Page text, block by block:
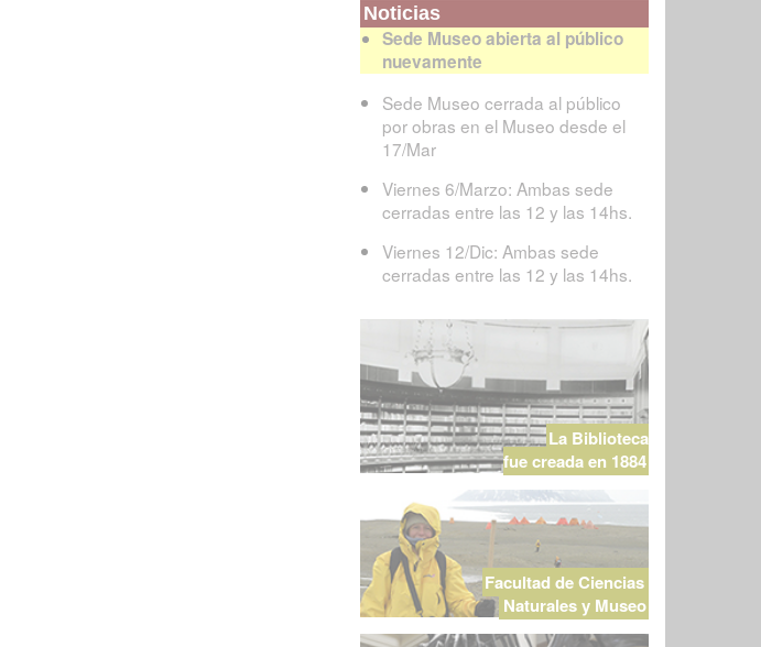
Noticias
Sede Museo abierta al público
nuevamente
Sede Museo cerrada al público
por obras en el Museo desde el
17/Mar
Viernes 6/Marzo: Ambas sede
cerradas entre las 12 y las 14hs.
Viernes 12/Dic: Ambas sede
cerradas entre las 12 y las 14hs.
La Biblioteca
fue creada en 1884
Facultad de Ciencias
Naturales y Museo